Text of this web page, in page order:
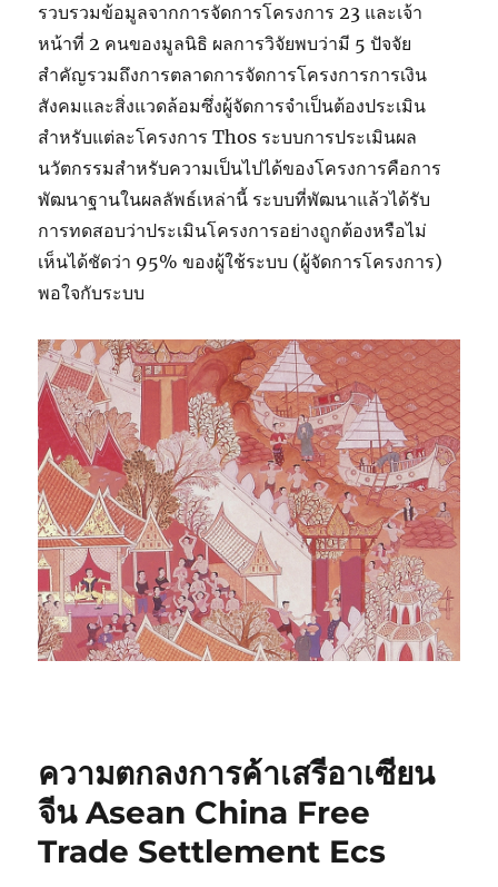
รวบรวมข้อมูลจากการจัดการโครงการ 23 และเจ้า
หน้าที่ 2 คนของมูลนิธิ ผลการวิจัยพบว่ามี 5 ปัจจัย
สำคัญรวมถึงการตลาดการจัดการโครงการการเงิน
สังคมและสิ่งแวดล้อมซึ่งผู้จัดการจำเป็นต้องประเมิน
สำหรับแต่ละโครงการ Thos ระบบการประเมินผล
นวัตกรรมสำหรับความเป็นไปได้ของโครงการคือการ
พัฒนาฐานในผลลัพธ์เหล่านี้ ระบบที่พัฒนาแล้วได้รับ
การทดสอบว่าประเมินโครงการอย่างถูกต้องหรือไม่
เห็นได้ชัดว่า 95% ของผู้ใช้ระบบ (ผู้จัดการโครงการ)
พอใจกับระบบ
ความตกลงการค้าเสรีอาเซียน
จีน Asean China Free
Trade Settlement Ecs